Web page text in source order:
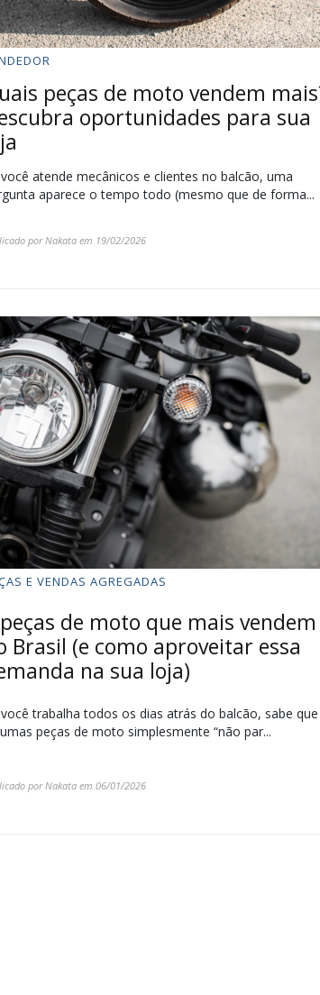
peças de moto vendem
oportunidades para sua
atende mecânicos e clientes no balcão, uma
aparece o tempo todo (mesmo que de forma...
porNakata em 19/02/2026
E VENDAS AGREGADAS
de moto que mais vendem
Brasil (e como aproveitar essa
na sua loja)
trabalha todos os dias atrás do balcão, sabe que
peças de moto simplesmente “não par...
porNakata em 06/01/2026